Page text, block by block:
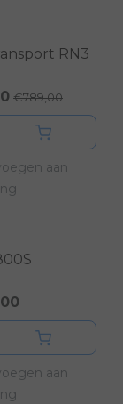
RN3
€789,00
aan
aan